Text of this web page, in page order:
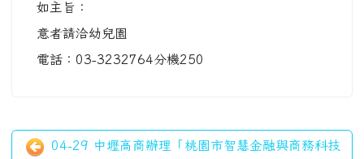
如主旨：
意者請洽幼兒園
電話：03-3232764分機250
04-29 中壢高商辦理「桃園市智慧金融與商務科技